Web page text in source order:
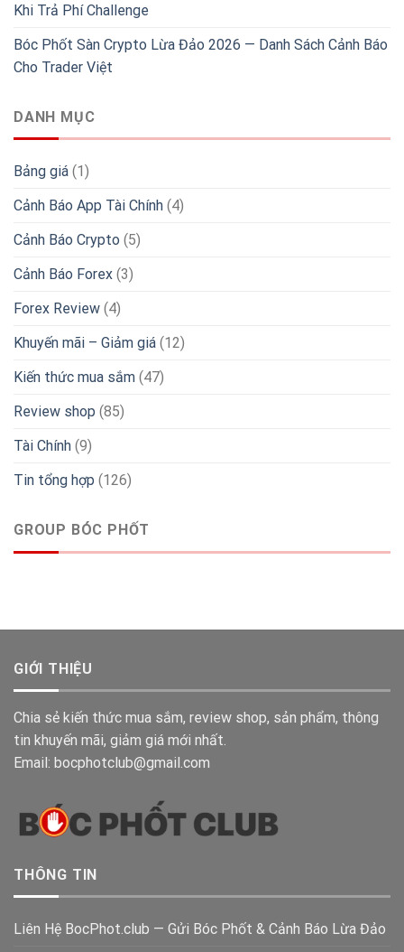
Khi Trả Phí Challenge
Bóc Phốt Sàn Crypto Lừa Đảo 2026 — Danh Sách Cảnh Báo
Cho Trader Việt
DANH MỤC
Bảng giá (1)
Cảnh Báo App Tài Chính (4)
Cảnh Báo Crypto (5)
Cảnh Báo Forex (3)
Forex Review (4)
Khuyến mãi – Giảm giá (12)
Kiến thức mua sắm (47)
Review shop (85)
Tài Chính (9)
Tin tổng hợp (126)
GROUP BÓC PHỐT
GIỚI THIỆU
Chia sẻ kiến thức mua sắm, review shop, sản phẩm, thông
tin khuyến mãi, giảm giá mới nhất.
Email: bocphotclub@gmail.com
THÔNG TIN
Liên Hệ BocPhot.club — Gửi Bóc Phốt & Cảnh Báo Lừa Đảo